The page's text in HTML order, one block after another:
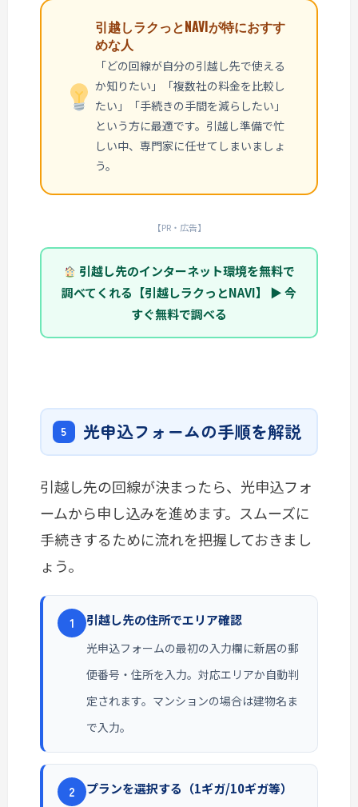
引越しラクっとNAVIが特におすす
めな人
「どの回線が自分の引越し先で使える
か知りたい」「複数社の料金を比較し
たい」「手続きの手間を減らしたい」
という方に最適です。引越し準備で忙
しい中、専門家に任せてしまいましょ
う。
【PR・広告】
引越し先のインターネット環境を無料で
調べてくれる【引越しラクっとNAVI】 ▶ 今
すぐ無料で調べる
光申込フォームの手順を解説
引越し先の回線が決まったら、光申込フォ
ームから申し込みを進めます。スムーズに
手続きするために流れを把握しておきまし
ょう。
1 引越し先の住所でエリア確認
光申込フォームの最初の入力欄に新居の郵
便番号・住所を入力。対応エリアか自動判
定されます。マンションの場合は建物名ま
で入力。
2 プランを選択する（1ギガ/10ギガ等）